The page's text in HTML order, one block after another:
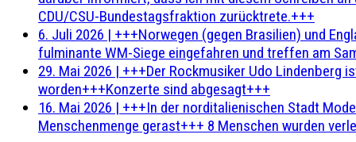
CDU/CSU-Bundestagsfraktion zurücktrete.+++
6. Juli 2026 | +++Norwegen (gegen Brasilien) und
fulminante WM-Siege eingefahren und treffen am
29. Mai 2026 | +++Der Rockmusiker Udo Lindenberg
worden+++Konzerte sind abgesagt+++
16. Mai 2026 | +++In der norditalienischen Stadt
Menschenmenge gerast+++ 8 Menschen wurden